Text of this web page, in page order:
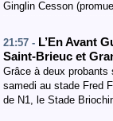
Ginglin Cesson
21:57 - L’En Avant
Saint-Brieuc et
Grâce à deux
samedi au stade Fred
de N1, le Stade